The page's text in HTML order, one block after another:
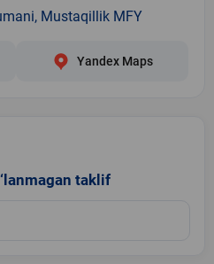
Mustaqillik MFY
Yandex Maps
taklif